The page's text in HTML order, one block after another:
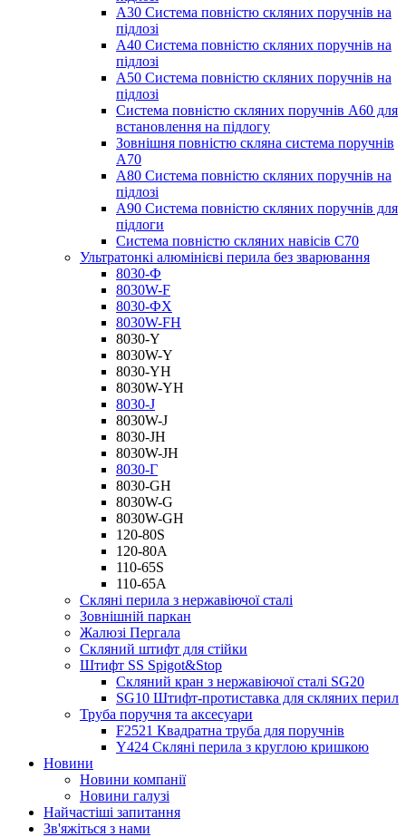
A30 Система повністю скляних поручнів на
підлозі
A40 Система повністю скляних поручнів на
підлозі
A50 Система повністю скляних поручнів на
підлозі
Система повністю скляних поручнів A60 для
встановлення на підлогу
Зовнішня повністю скляна система поручнів
A70
A80 Система повністю скляних поручнів на
підлозі
A90 Система повністю скляних поручнів для
підлоги
Система повністю скляних навісів C70
Ультратонкі алюмінієві перила без зварювання
8030-Ф
8030W-F
8030-ФХ
8030W-FH
8030-Y
8030W-Y
8030-YH
8030W-YH
8030-J
8030W-J
8030-JH
8030W-JH
8030-Г
8030-GH
8030W-G
8030W-GH
120-80S
120-80А
110-65S
110-65А
Скляні перила з нержавіючої сталі
Зовнішній паркан
Жалюзі Пергала
Скляний штифт для стійки
Штифт SS Spigot&Stop
Скляний кран з нержавіючої сталі SG20
SG10 Штифт-протиставка для скляних перил
Труба поручня та аксесуари
F2521 Квадратна труба для поручнів
Y424 Скляні перила з круглою кришкою
Новини
Новини компанії
Новини галузі
Найчастіші запитання
Зв'яжіться з нами